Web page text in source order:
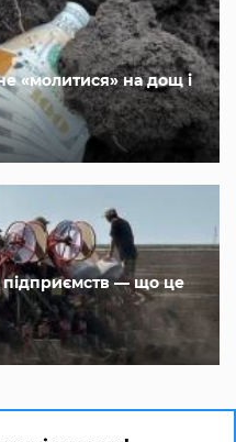
«молитися» на дощ і
підприємств — що це